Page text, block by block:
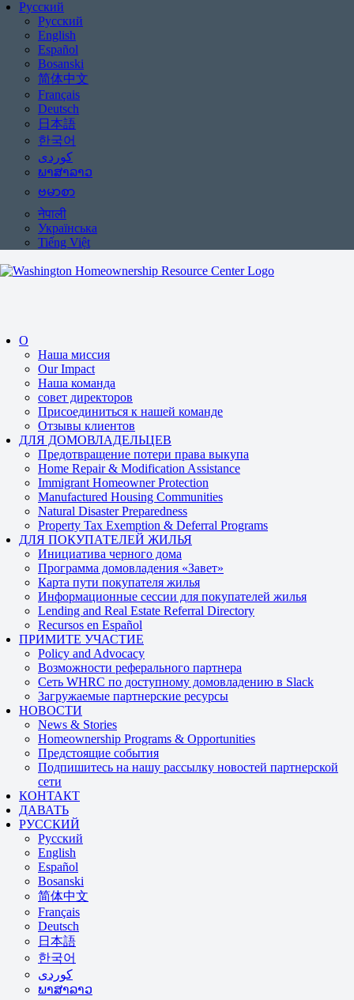
Русский
Русский
English
Español
Bosanski
简体中文
Français
Deutsch
日本語
한국어
ພາສາລາວ
ဗမာစာ
नेपाली
Українська
Tiếng Việt
О
Наша миссия
Our Impact
Наша команда
совет директоров
Присоединиться к нашей команде
Отзывы клиентов
ДЛЯ ДОМОВЛАДЕЛЬЦЕВ
Предотвращение потери права выкупа
Home Repair & Modification Assistance
Immigrant Homeowner Protection
Manufactured Housing Communities
Natural Disaster Preparedness
Property Tax Exemption & Deferral Programs
ДЛЯ ПОКУПАТЕЛЕЙ ЖИЛЬЯ
Инициатива черного дома
Программа домовладения «Завет»
Карта пути покупателя жилья
Информационные сессии для покупателей жилья
Lending and Real Estate Referral Directory
Recursos en Español
ПРИМИТЕ УЧАСТИЕ
Policy and Advocacy
Возможности реферального партнера
Сеть WHRC по доступному домовладению в Slack
Загружаемые партнерские ресурсы
НОВОСТИ
News & Stories
Homeownership Programs & Opportunities
Предстоящие события
Подпишитесь на нашу рассылку новостей партнерской
сети
КОНТАКТ
ДАВАТЬ
РУССКИЙ
Русский
English
Español
Bosanski
简体中文
Français
Deutsch
日本語
한국어
ພາສາລາວ